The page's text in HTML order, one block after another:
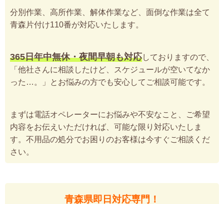
分別作業、高所作業、解体作業など、面倒な作業は全て
青森片付け110番が対応いたします。
365日年中無休・夜間早朝も対応しておりますので、
「他社さんに相談したけど、スケジュールが空いてなか
った…。」とお悩みの方でも安心してご相談可能です。
まずは電話オペレーターにお悩みや不安なこと、ご希望
内容をお伝えいただければ、可能な限り対応いたしま
す。不用品の処分でお困りのお客様は今すぐご相談くだ
さい。
青森県即日対応専門！